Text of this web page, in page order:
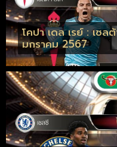
โคปา เดล เรย์ : เซล
มกราคม 2567